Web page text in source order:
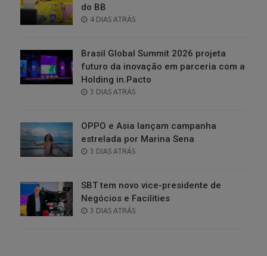
do BB
POSTED
4 DIAS ATRÁS
Brasil Global Summit 2026 projeta
futuro da inovação em parceria com a
Holding in.Pacto
POSTED
3 DIAS ATRÁS
OPPO e Asia lançam campanha
estrelada por Marina Sena
POSTED
3 DIAS ATRÁS
SBT tem novo vice-presidente de
Negócios e Facilities
POSTED
3 DIAS ATRÁS